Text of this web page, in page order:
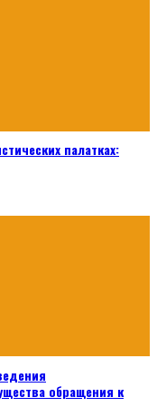
палатках:
обращения к